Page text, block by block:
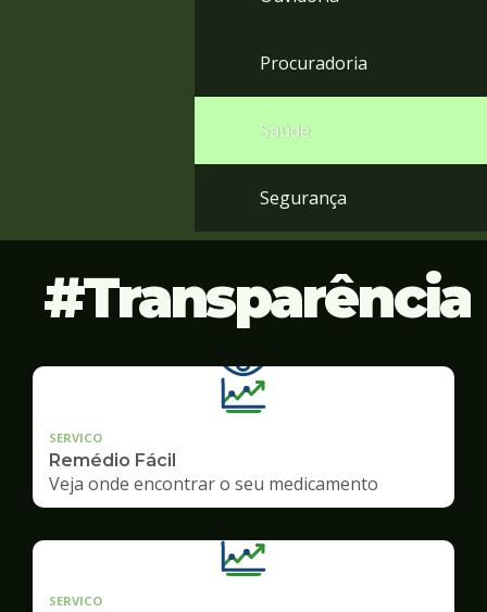
Procuradoria
Saúde
Segurança
Transparência
SERVICO
Remédio Fácil
Veja onde encontrar o seu medicamento
SERVICO